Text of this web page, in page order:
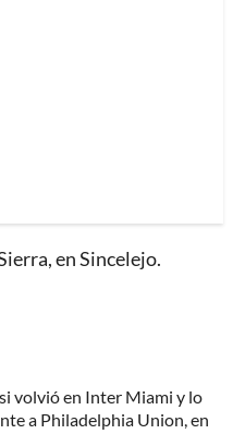
en Sincelejo.
volvió en Inter Miami y lo
a Philadelphia Union, en